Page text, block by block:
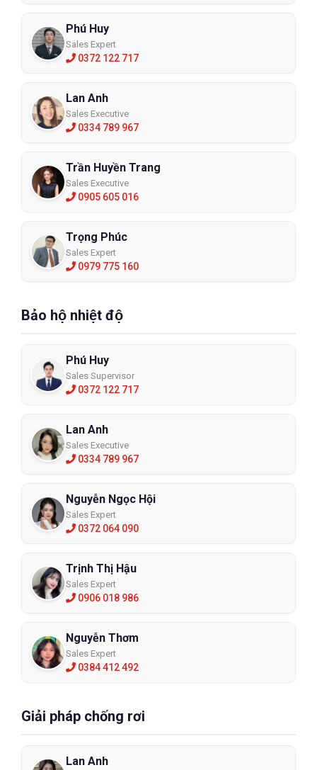
Phú Huy
Sales Expert
0372 122 717
Lan Anh
Sales Executive
0334 789 967
Trần Huyền Trang
Sales Executive
0905 605 016
Trọng Phúc
Sales Expert
0979 775 160
Bảo hộ nhiệt độ
Phú Huy
Sales Supervisor
0372 122 717
Lan Anh
Sales Executive
0334 789 967
Nguyễn Ngọc Hội
Sales Expert
0372 064 090
Trịnh Thị Hậu
Sales Expert
0906 018 986
Nguyễn Thơm
Sales Expert
0384 412 492
Giải pháp chống rơi
Lan Anh